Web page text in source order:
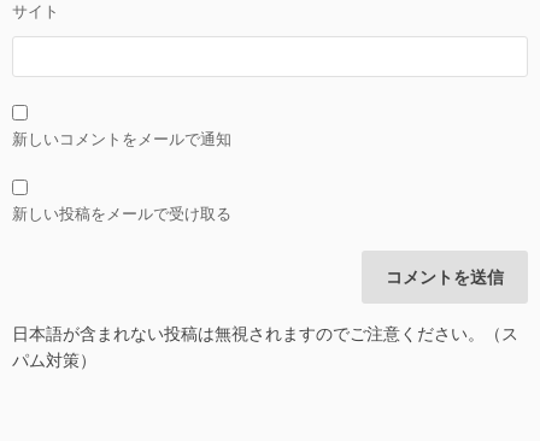
サイト
新しいコメントをメールで通知
新しい投稿をメールで受け取る
日本語が含まれない投稿は無視されますのでご注意ください。（ス
パム対策）